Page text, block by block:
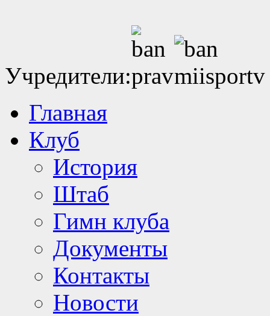
Учредители:
Главная
Клуб
История
Штаб
Гимн клуба
Документы
Контакты
Новости